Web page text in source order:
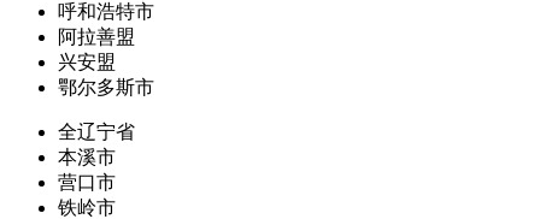
呼和浩特市
阿拉善盟
兴安盟
鄂尔多斯市
全辽宁省
本溪市
营口市
铁岭市